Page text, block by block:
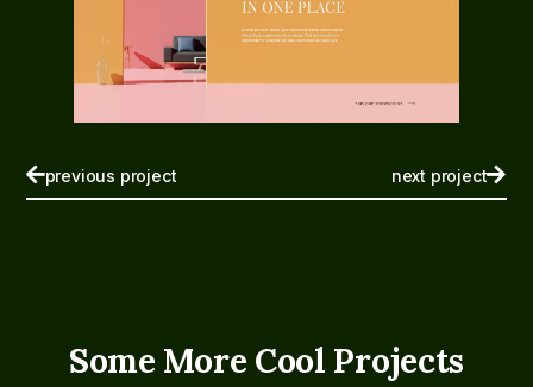
previous project next project
Some More Cool Projects